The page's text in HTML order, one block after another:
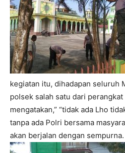
kegiatan itu, dihadapan seluruh
polsek salah satu dari
mengatakan,” “tidak ada Lho
tanpa ada Polri bersama
akan berjalan dengan sempurna.